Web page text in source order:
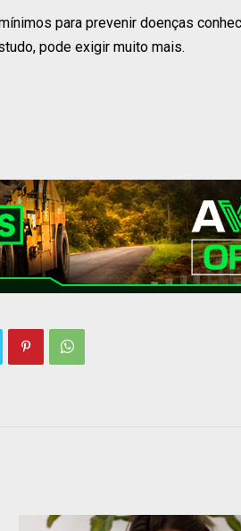
para prevenir doenças
pode exigir muito mais.